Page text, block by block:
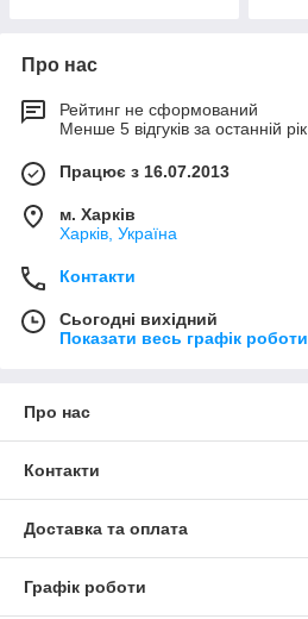
Про нас
Рейтинг не сформований
Менше 5 відгуків за останній рік
Працює з 16.07.2013
м. Харків
Харків, Україна
Контакти
Сьогодні вихідний
Показати весь графік роботи
Про нас
Контакти
Доставка та оплата
Графік роботи